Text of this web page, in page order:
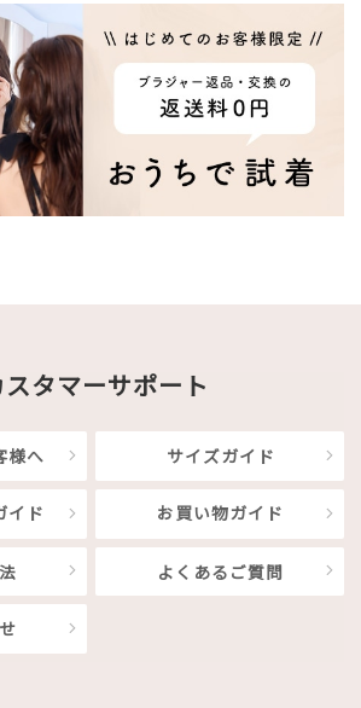
スタマーサポート
様へ サイズガイド
イド お買い物ガイド
よくあるご質問